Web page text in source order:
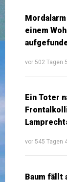
einem
vor 502 Tagen
Ein Toter
vor 545 Tagen
Baum fällt